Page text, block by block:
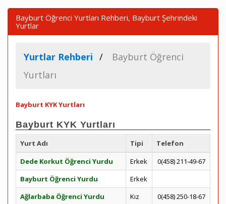
Bayburt Öğrenci Yurtları Rehberi, Bayburt Şehrindeki
Yurtlar
Yurtlar Rehberi
Bayburt Öğrenci
Yurtları
Bayburt KYK Yurtları
Bayburt KYK Yurtları
Yurt Adı Tipi
Telefon
Dede Korkut Öğrenci Yurdu
Erkek
0(458) 211-49-67
Bayburt Öğrenci Yurdu
Erkek
Ağlarbaba Öğrenci Yurdu
Kız
0(458) 250-18-67